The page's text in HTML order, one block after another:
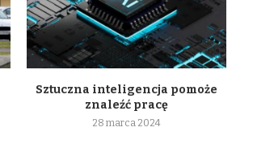
Sztuczna inteligencja pomoże
znaleźć pracę
28 marca 2024